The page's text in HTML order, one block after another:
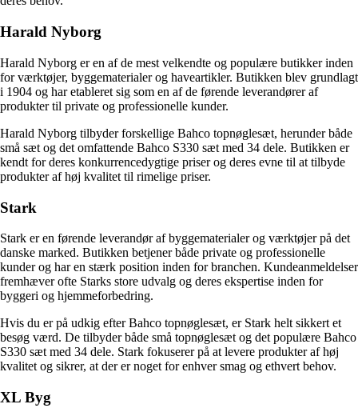
Harald Nyborg
Harald Nyborg er en af de mest velkendte og populære butikker inden
for værktøjer, byggematerialer og haveartikler. Butikken blev grundlagt
i 1904 og har etableret sig som en af de førende leverandører af
produkter til private og professionelle kunder.
Harald Nyborg tilbyder forskellige Bahco topnøglesæt, herunder både
små sæt og det omfattende Bahco S330 sæt med 34 dele. Butikken er
kendt for deres konkurrencedygtige priser og deres evne til at tilbyde
produkter af høj kvalitet til rimelige priser.
Stark
Stark er en førende leverandør af byggematerialer og værktøjer på det
danske marked. Butikken betjener både private og professionelle
kunder og har en stærk position inden for branchen. Kundeanmeldelser
fremhæver ofte Starks store udvalg og deres ekspertise inden for
byggeri og hjemmeforbedring.
Hvis du er på udkig efter Bahco topnøglesæt, er Stark helt sikkert et
besøg værd. De tilbyder både små topnøglesæt og det populære Bahco
S330 sæt med 34 dele. Stark fokuserer på at levere produkter af høj
kvalitet og sikrer, at der er noget for enhver smag og ethvert behov.
XL Byg